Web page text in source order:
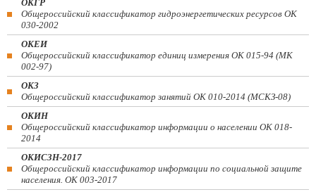
ОКГР
Общероссийский классификатор гидроэнергетических ресурсов ОК
030-2002
ОКЕИ
Общероссийский классификатор единиц измерения ОК 015-94 (МК
002-97)
ОКЗ
Общероссийский классификатор занятий ОК 010-2014 (МСКЗ-08)
ОКИН
Общероссийский классификатор информации о населении ОК 018-
2014
ОКИСЗН-2017
Общероссийский классификатор информации по социальной защите
населения. ОК 003-2017